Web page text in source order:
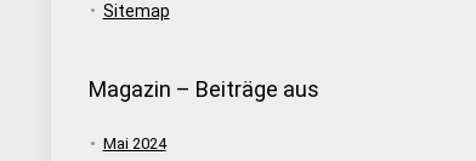
Sitemap
Magazin – Beiträge aus
Mai 2024